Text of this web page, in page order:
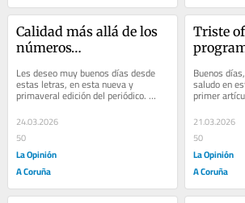
Calidad más allá de los
números…
Les deseo muy buenos días desde
estas letras, en esta nueva y
primaveral edición del periódico.
Espero que estén ustedes bien y que
les vaya al...
24.03.2026
50
La Opinión
A Coruña
Triste
Buenos
saludo en
primer
2026. De la
que el...
21.03.2026
50
La Opinión
A Coruña